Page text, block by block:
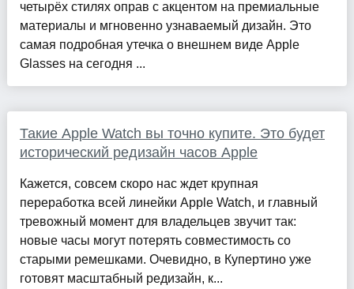
четырёх стилях оправ с акцентом на премиальные
материалы и мгновенно узнаваемый дизайн. Это
самая подробная утечка о внешнем виде Apple
Glasses на сегодня ...
Такие Apple Watch вы точно купите. Это будет
исторический редизайн часов Apple
Кажется, совсем скоро нас ждет крупная
переработка всей линейки Apple Watch, и главный
тревожный момент для владельцев звучит так:
новые часы могут потерять совместимость со
старыми ремешками. Очевидно, в Купертино уже
готовят масштабный редизайн, к...